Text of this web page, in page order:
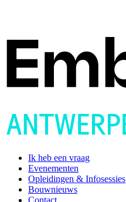
Ik heb een vraag
Evenementen
Opleidingen & Infosessies
Bouwnieuws